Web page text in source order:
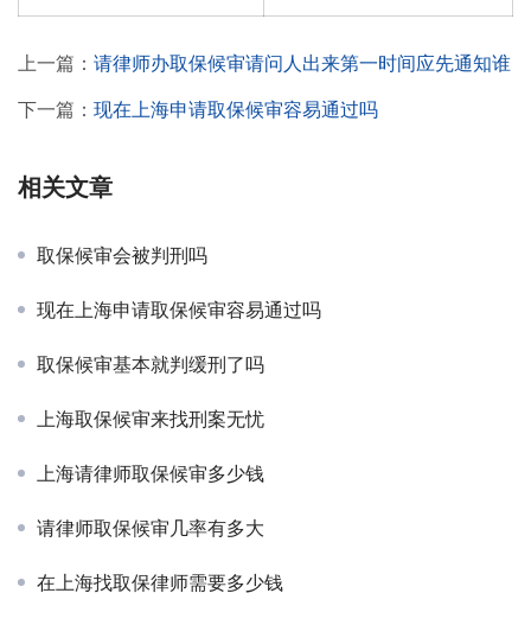
上一篇： 请律师办取保候审请问人出来第一时间应先通知谁
下一篇： 现在上海申请取保候审容易通过吗
相关文章
取保候审会被判刑吗
现在上海申请取保候审容易通过吗
取保候审基本就判缓刑了吗
上海取保候审来找刑案无忧
上海请律师取保候审多少钱
请律师取保候审几率有多大
在上海找取保律师需要多少钱